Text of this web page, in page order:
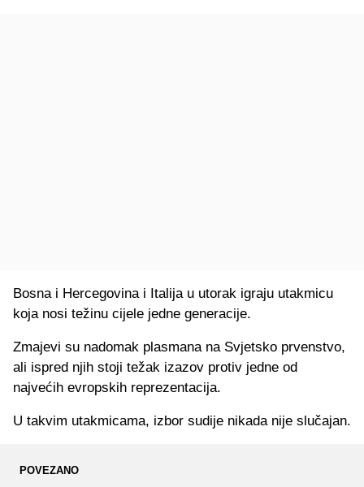
Bosna i Hercegovina i Italija u utorak igraju utakmicu
koja nosi težinu cijele jedne generacije.
Zmajevi su nadomak plasmana na Svjetsko prvenstvo,
ali ispred njih stoji težak izazov protiv jedne od
najvećih evropskih reprezentacija.
U takvim utakmicama, izbor sudije nikada nije slučajan.
POVEZANO